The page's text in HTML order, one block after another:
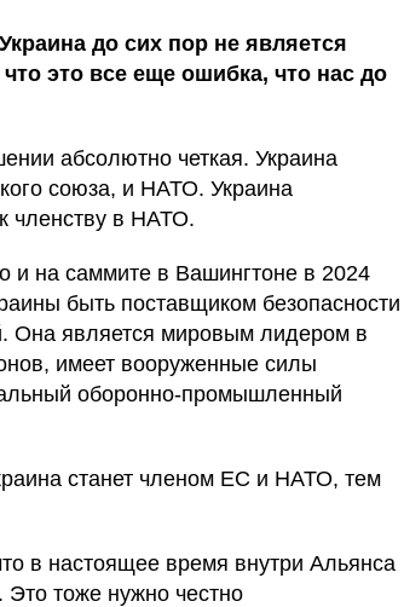
до сих пор не является
это все еще ошибка, что нас до
абсолютно четкая. Украина
союза, и НАТО. Украина
членству в НАТО.
и на саммите в Вашингтоне в 2024
быть поставщиком безопасности
Она является мировым лидером в
имеет вооруженные силы
оборонно-промышленный
станет членом ЕС и НАТО, тем
в настоящее время внутри Альянса
Это тоже нужно честно